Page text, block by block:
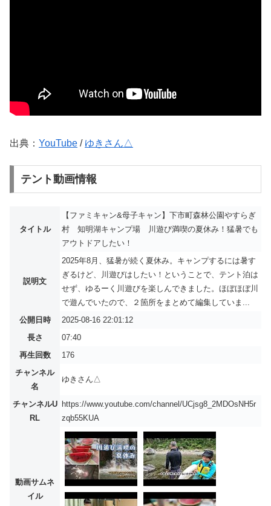
出典： YouTube / ゆきさん△
テント動画情報
タイトル
【ファミキャン&母子キャン】下市町森林公園やすらぎ
村 知明湖キャンプ場 川遊び満喫の夏休み！猛暑でも
アウトドアしたい！
説明文
2025年8月、猛暑が続く夏休み。キャンプするには暑す
ぎるけど、川遊びはしたい！ということで、テント泊は
せず、ゆるーく川遊びを楽しんできました。ほぼほぼ川
で遊んでいたので、２箇所をまとめて編集していま...
公開日時
2025-08-16 22:01:12
長さ
07:40
再生回数
176
チャンネル
名
ゆきさん△
チャンネルU
RL
https://www.youtube.com/channel/UCjsg8_2MDOsNH5r
zqb55KUA
動画サムネ
イル